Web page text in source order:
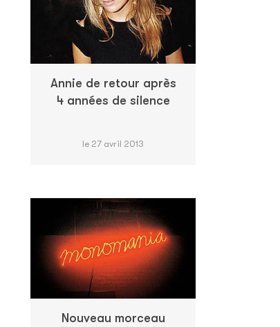
Annie de retour après
4 années de silence
le 27 avril 2013
Nouveau morceau